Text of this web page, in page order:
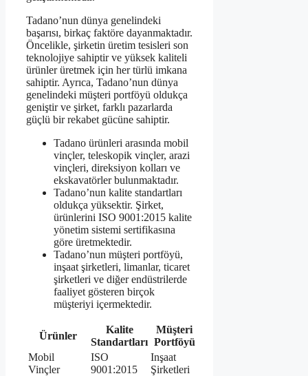
Tadano’nun dünya genelindeki
başarısı, birkaç faktöre dayanmaktadır.
Öncelikle, şirketin üretim tesisleri son
teknolojiye sahiptir ve yüksek kaliteli
ürünler üretmek için her türlü imkana
sahiptir. Ayrıca, Tadano’nun dünya
genelindeki müşteri portföyü oldukça
geniştir ve şirket, farklı pazarlarda
güçlü bir rekabet gücüne sahiptir.
Tadano ürünleri arasında mobil
vinçler, teleskopik vinçler, arazi
vinçleri, direksiyon kolları ve
ekskavatörler bulunmaktadır.
Tadano’nun kalite standartları
oldukça yüksektir. Şirket,
ürünlerini ISO 9001:2015 kalite
yönetim sistemi sertifikasına
göre üretmektedir.
Tadano’nun müşteri portföyü,
inşaat şirketleri, limanlar, ticaret
şirketleri ve diğer endüstrilerde
faaliyet gösteren birçok
müşteriyi içermektedir.
Ürünler
Kalite
Standartları
Müşteri
Portföyü
Mobil
Vinçler
ISO
9001:2015
Inşaat
Şirketleri